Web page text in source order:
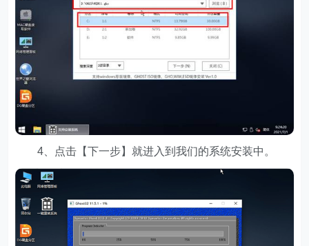
4、点击【下一步】就进入到我们的系统安装中。